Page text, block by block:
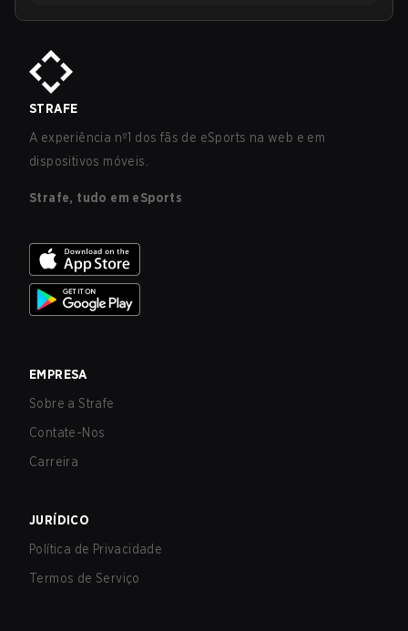
STRAFE
A experiência nº1 dos fãs de eSports na web e em
dispositivos móveis.
Strafe, tudo em eSports
EMPRESA
Sobre a Strafe
Contate-Nos
Carreira
JURÍDICO
Política de Privacidade
Termos de Serviço